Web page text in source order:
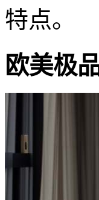
特点。
欧美极